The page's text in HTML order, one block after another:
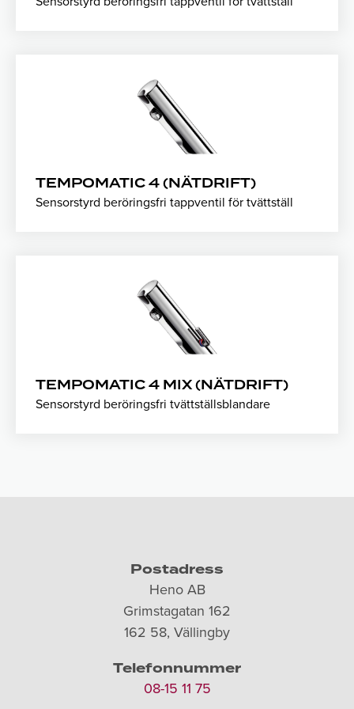
TEMPOMATIC 4 (NÄTDRIFT)
Sensorstyrd beröringsfri tappventil för tvättställ
TEMPOMATIC 4 MIX (NÄTDRIFT)
Sensorstyrd beröringsfri tvättställsblandare
Postadress
Heno AB
Grimstagatan 162
162 58, Vällingby
Telefonnummer
08-15 11 75